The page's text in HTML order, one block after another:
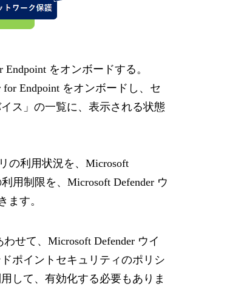
をオンボードする。
Endpoint をオンボードし、セ
ス」の一覧に、表示される状態
の利用状況を、Microsoft
用制限を、Microsoft Defender ウ
ます。
せて、Microsoft Defender ウイ
ポイントセキュリティのポリシ
して、有効化する必要もありま